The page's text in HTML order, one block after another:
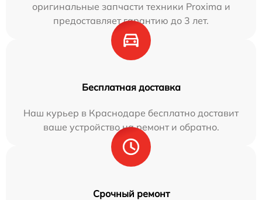
оригинальные запчасти техники Proxima и
предоставляет гарантию до 3 лет.
Бесплатная доставка
Наш курьер в Краснодаре бесплатно доставит
ваше устройство на ремонт и обратно.
Срочный ремонт